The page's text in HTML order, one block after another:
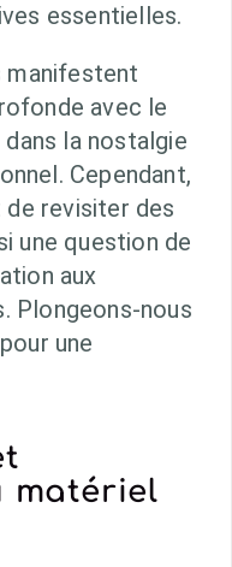
essentielles.
manifestent
avec le
dans la nostalgie
Cependant,
de revisiter des
une question de
aux
Plongeons-nous
une
matériel